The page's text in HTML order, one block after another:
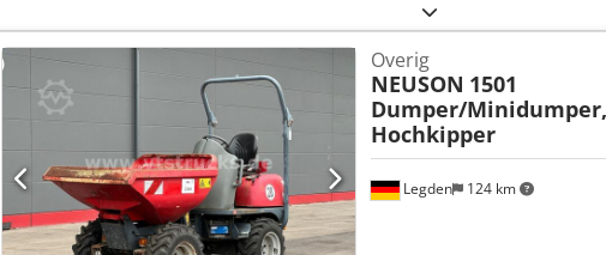
markering: ja Technische staat: zeer goed Optische staat: zeer goed =
hydraulische leiding - Werkverlichting - Ventilator - Rubberen
Codpfxjzp Et Se Agtjrf - Hydraulische snelwissel - Radio - Draaifunctie -
stoel = Opmerkingen = Aandrijflijn Emissieniveau: Stage IV / Tier IV final
Oostenrijk Powertilt met hydraulische snelwissel, 3 graafbakken,
Legden 124 km
Overig
NEUSON 1501
Dumper/Minidumper,
Hochkipper